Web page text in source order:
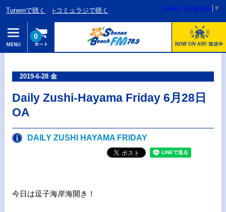
Tuneinで聴く i-コミュラジで聴く Select Language ▼
0
2019-6-28 金
Daily Zushi-Hayama Friday 6月28日
OA
DAILY ZUSHI HAYAMA FRIDAY
今日は逗子海岸海開き！